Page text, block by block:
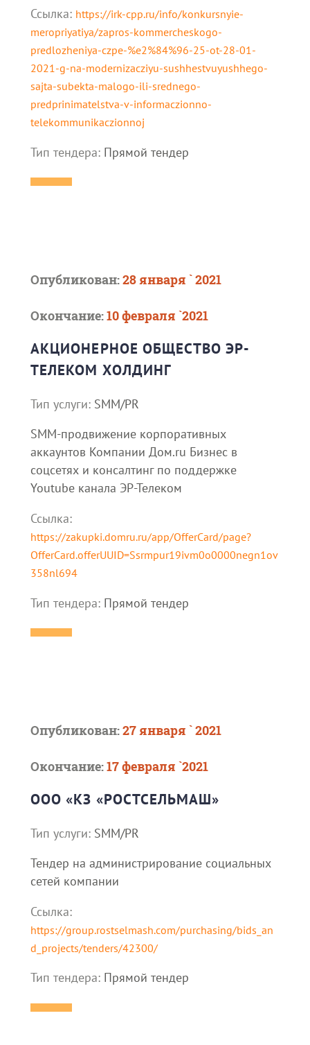
Ссылка: https://irk-cpp.ru/info/konkursnyie-
meropriyatiya/zapros-kommercheskogo-
predlozheniya-czpe-%e2%84%96-25-ot-28-01-
2021-g-na-modernizacziyu-sushhestvuyushhego-
sajta-subekta-malogo-ili-srednego-
predprinimatelstva-v-informaczionno-
telekommunikaczionnoj
Тип тендера: Прямой тендер
Опубликован:28 января ` 2021
Окончание:10 февраля `2021
АКЦИОНЕРНОЕ ОБЩЕСТВО ЭР-
ТЕЛЕКОМ ХОЛДИНГ
Тип услуги: SMM/PR
SMM-продвижение корпоративных
аккаунтов Компании Дом.ru Бизнес в
соцсетях и консалтинг по поддержке
Youtube канала ЭР-Телеком
Ссылка:
https://zakupki.domru.ru/app/OfferCard/page?
OfferCard.offerUUID=Ssrmpur19ivm0o0000negn1ov
358nl694
Тип тендера: Прямой тендер
Опубликован:27 января ` 2021
Окончание:17 февраля `2021
ООО «КЗ «РОСТСЕЛЬМАШ»
Тип услуги: SMM/PR
Тендер на администрирование социальных
сетей компании
Ссылка:
https://group.rostselmash.com/purchasing/bids_an
d_projects/tenders/42300/
Тип тендера: Прямой тендер